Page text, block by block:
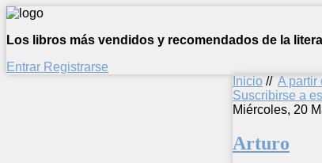
Los libros más vendidos y recomendados de la
Entrar Registrarse
Inicio // A partir
Suscribirse a
Miércoles, 20
Arturo